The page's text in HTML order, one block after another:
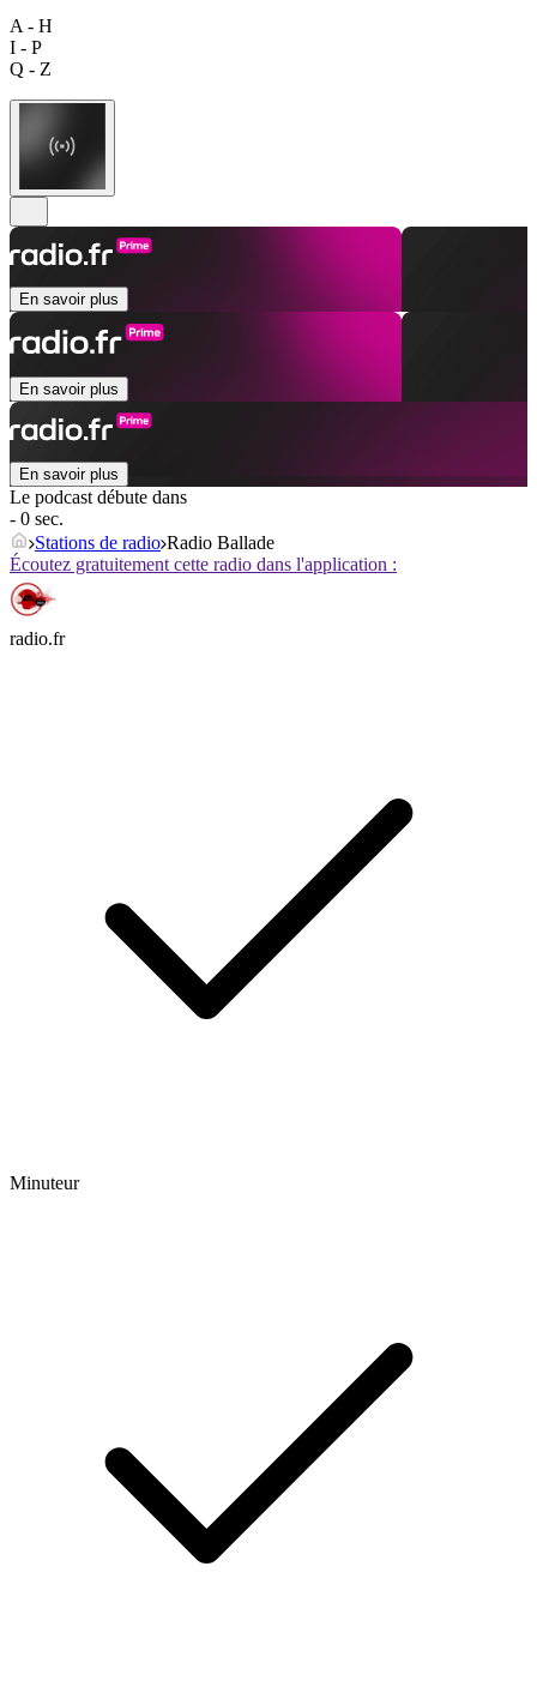
A - H
I - P
Q - Z
En savoir plus
En savoir plus
En savoir plus
Le podcast débute dans
- 0 sec.
Stations de radio Radio Ballade
Écoutez gratuitement cette radio dans l'application :
radio.fr
Minuteur